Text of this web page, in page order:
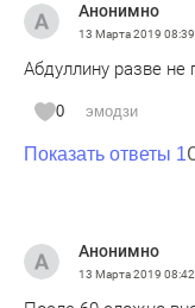
Анонимно
13 Марта 2019 08:39
Абдуллину разве
0 эмодзи
Показать ответы 1
Анонимно
13 Марта 2019 08:42